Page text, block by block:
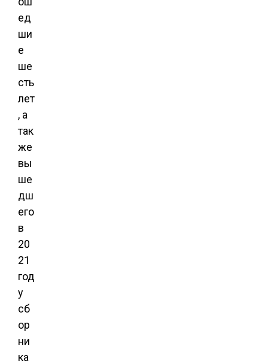
ед
ши
е
ше
сть
лет
, а
так
же
вы
ше
дш
его
в
20
21
год
у
сб
ор
ни
ка